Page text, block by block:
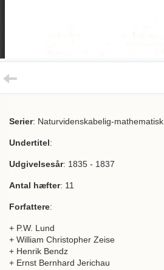
Serier: Naturvidenskabelig-
Undertitel:
Udgivelsesår: 1835 - 1837
Antal hæfter: 11
Forfattere:
+ P.W. Lund
+ William Christopher Zeise
+ Henrik Bendz
+ Ernst Bernhard Jerichau